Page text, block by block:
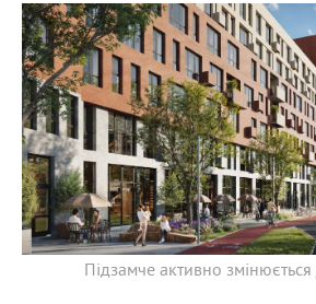
Підзамче активно